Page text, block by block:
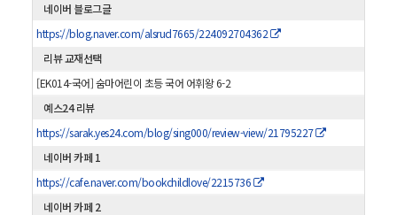
네이버 블로그글
https://blog.naver.com/alsrud7665/224092704362
리뷰 교재선택
[EK014-국어] 숨마어린이 초등 국어 어휘왕 6-2
예스24 리뷰
https://sarak.yes24.com/blog/sing000/review-view/21795227
네이버 카페 1
https://cafe.naver.com/bookchildlove/2215736
네이버 카페 2